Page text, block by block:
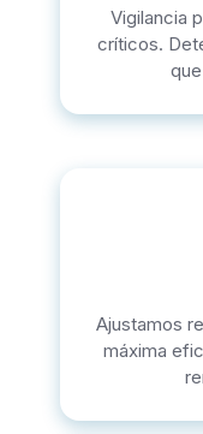
Vigilancia
críticos.
Ajustamos
máxima